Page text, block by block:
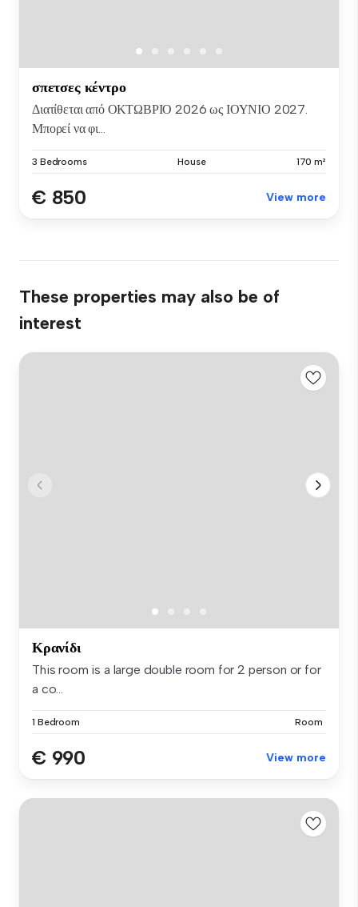
σπετσες κέντρο
Διατίθεται από ΟΚΤΩΒΡΙΟ 2026 ως ΙΟΥΝΙΟ 2027.
Μπορεί να φι...
3 Bedrooms House 170 m²
€ 850 View more
These properties may also be of
interest
Κρανίδι
This room is a large double room for 2 person or for
a co...
1 Bedroom Room
€ 990 View more